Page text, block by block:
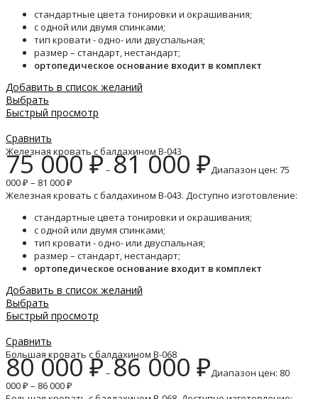
стандартные цвета тонировки и окрашивания;
с одной или двумя спинками;
тип кровати - одно- или двуспальная;
размер – стандарт, нестандарт;
ортопедическое основание входит в комплект
Добавить в список желаний
Выбрать
Быстрый просмотр
Сравнить
Железная кровать с балдахином B-043
75 000₽– 81 000 ₽Диапазон цен: 75
000 ₽ – 81 000 ₽
Железная кровать с балдахином B-043. Доступно изготовление:
стандартные цвета тонировки и окрашивания;
с одной или двумя спинками;
тип кровати - одно- или двуспальная;
размер – стандарт, нестандарт;
ортопедическое основание входит в комплект
Добавить в список желаний
Выбрать
Быстрый просмотр
Сравнить
Большая кровать с балдахином B-068
80 000₽– 86 000 ₽Диапазон цен: 80
000 ₽ – 86 000 ₽